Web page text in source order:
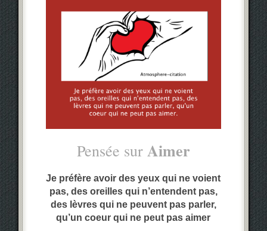
Pensée sur Aimer
Je préfère avoir des yeux qui ne voient
pas, des oreilles qui n’entendent pas,
des lèvres qui ne peuvent pas parler,
qu’un coeur qui ne peut pas aimer